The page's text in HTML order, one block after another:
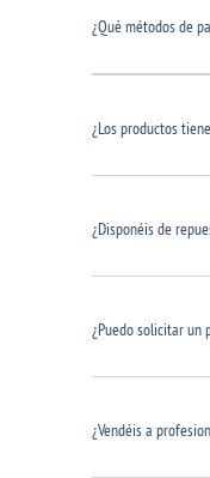
¿Qué métodos de
¿Los productos
¿Disponéis de
¿Puedo solicitar un
¿Vendéis a